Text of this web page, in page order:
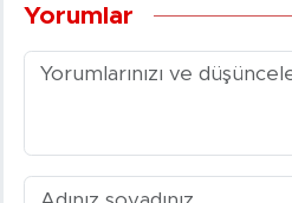
Yorumlar